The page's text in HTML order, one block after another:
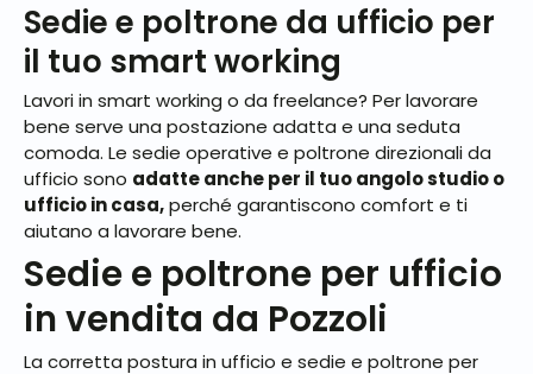
Sedie e poltrone da ufficio per
il tuo smart working
Lavori in smart working o da freelance? Per lavorare
bene serve una postazione adatta e una seduta
comoda. Le sedie operative e poltrone direzionali da
ufficio sono adatte anche per il tuo angolo studio o
ufficio in casa,perché garantiscono comfort e ti
aiutano a lavorare bene.
Sedie e poltrone per ufficio
in vendita da Pozzoli
La corretta postura in ufficio e sedie e poltrone per